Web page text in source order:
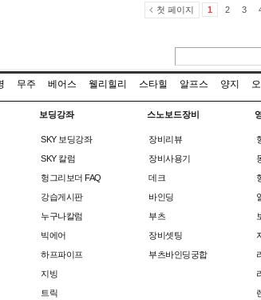
첫 페이지 1 2 3
무주 베어스 웰리힐리 스타힐 알프스 양지
보딩강좌
SKY 보딩강좌
SKY 칼럼
헝그리보더 FAQ
강습게시판
누구나칼럼
빅에어
하프파이프
지빙
트릭
스노보드장비
장비리뷰
장비사용기
데크
바인딩
부츠
장비셋팅
부츠바인딩궁합